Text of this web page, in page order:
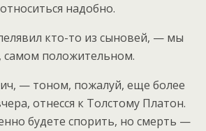
надобно.
кто-то из сыновей, — мы
самом положительном.
— тоном, пожалуй, еще более
отнесся к Толстому Платон.
будете спорить, но смерть —